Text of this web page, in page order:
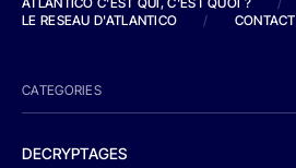
LE RESEAU D'ATLANTICO
/ CONTACT
CATEGORIES
DECRYPTAGES